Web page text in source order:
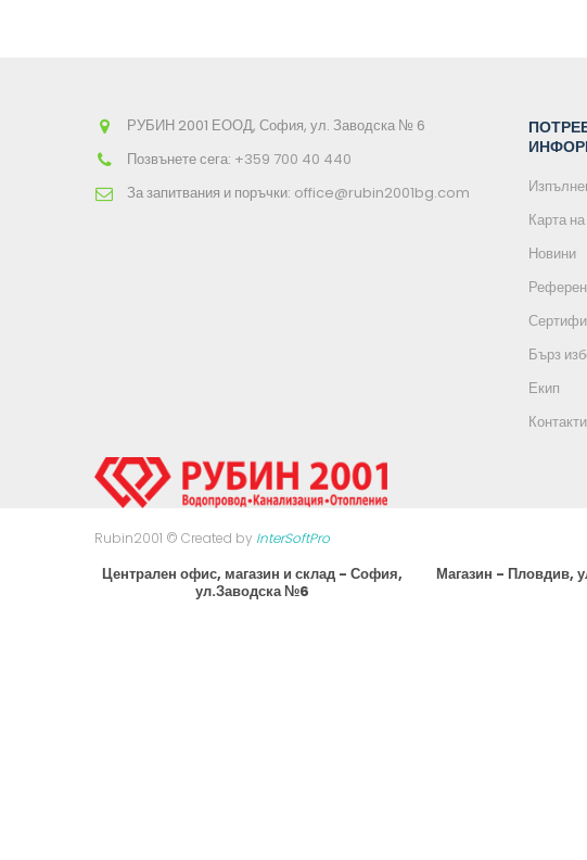
РУБИН 2001 ЕООД, София, ул. Заводска № 6
Позвънете сега: +359 700 40 440
За запитвания и поръчки: office@rubin2001bg.com
Карта
Новини
Бърз
Екип
Контакти
Rubin2001 © Created by InterSoftPro
Централен офис, магазин и склад - София,
ул.Заводска №6
Магазин - Пловдив,